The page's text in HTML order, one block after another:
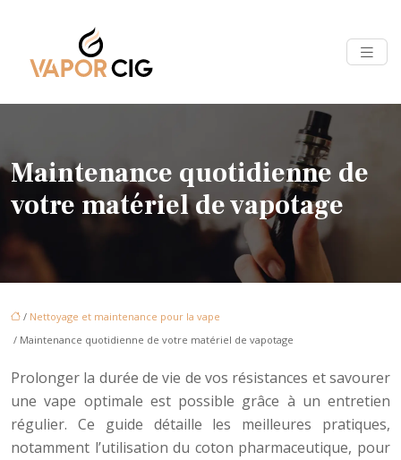
Maintenance quotidienne de
votre matériel de vapotage
/ Nettoyage et maintenance pour la vape
/ Maintenance quotidienne de votre matériel de vapotage
Prolonger la durée de vie de vos résistances et savourer
une vape optimale est possible grâce à un entretien
régulier. Ce guide détaille les meilleures pratiques,
notamment l’utilisation du coton pharmaceutique, pour